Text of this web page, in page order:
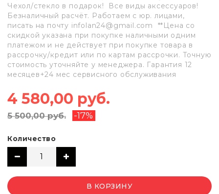
Чехол/стекло в подарок! Все виды аксессуаров!
Безналичный расчёт. Работаем с юр. лицами,
писать на почту infolan24@gmail.com **Цена со
скидкой указана при покупке наличными одним
платежом и не действует при покупке товара в
рассрочку/кредит или по картам рассрочки. Точную
стоимость уточняйте у менеджера. Гарантия 12
месяцев+24 мес сервисного обслуживания
4 580,00 руб.
5 500,00 руб. -17%
Количество
В КОРЗИНУ